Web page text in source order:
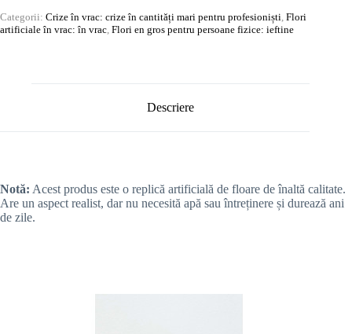
Categorii: Crize în vrac: crize în cantități mari pentru profesioniști, Flori
artificiale în vrac: în vrac, Flori en gros pentru persoane fizice: ieftine
Descriere
Notă: Acest produs este o replică artificială de floare de înaltă calitate.
Are un aspect realist, dar nu necesită apă sau întreținere și durează ani
de zile.